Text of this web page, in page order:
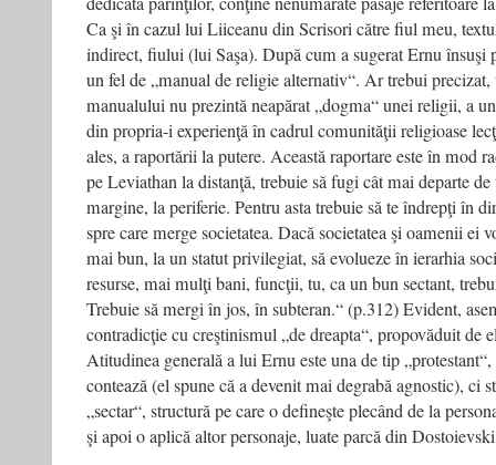
Ca şi în cazul lui Liiceanu din Scrisori către fiul meu,
indirect, fiului (lui Saşa). După cum a sugerat Ernu însuşi
un fel de „manual de religie alternativ“. Ar trebui
manualului nu prezintă neapărat „dogma“ unei religii, a
din propria-i experienţă în cadrul comunităţii religioase
ales, a raportării la putere. Această raportare este în mod
pe Leviathan la distanţă, trebuie să fugi cât mai departe
margine, la periferie. Pentru asta trebuie să te îndrepţi în
spre care merge societatea. Dacă societatea şi oamenii ei
mai bun, la un statut privilegiat, să evolueze în ierarhia
resurse, mai mulţi bani, funcţii, tu, ca un bun sectant,
Trebuie să mergi în jos, în subteran.“ (p.312) Evident,
contradicţie cu creştinismul „de dreapta“, propovăduit de
Atitudinea generală a lui Ernu este una de tip
contează (el spune că a devenit mai degrabă agnostic), ci
„sectar“, structură pe care o defineşte plecând de la
şi apoi o aplică altor personaje, luate parcă din